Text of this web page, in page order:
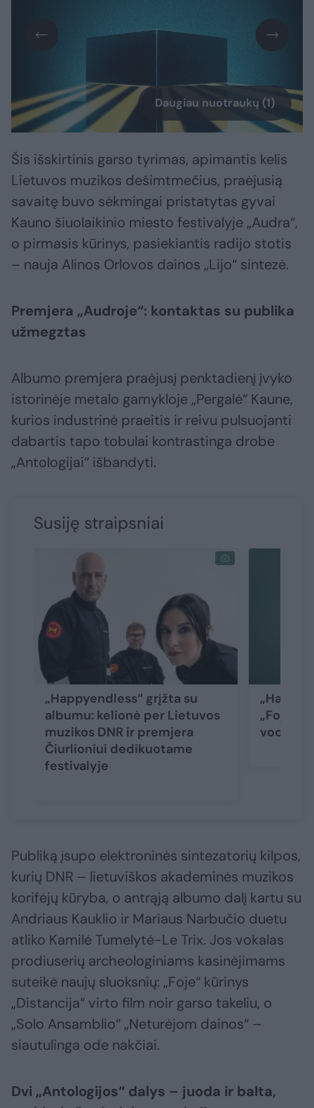
Daugiau nuotraukų (1)
Šis išskirtinis garso tyrimas, apimantis kelis
Lietuvos muzikos dešimtmečius, praėjusią
savaitę buvo sėkmingai pristatytas gyvai
Kauno šiuolaikinio miesto festivalyje „Audra“,
o pirmasis kūrinys, pasiekiantis radijo stotis
– nauja Alinos Orlovos dainos „Lijo“ sintezė.
Premjera „Audroje“: kontaktas su publika
užmegztas
Albumo premjera praėjusį penktadienį įvyko
istorinėje metalo gamykloje „Pergalė“ Kaune,
kurios industrinė praeitis ir reivu pulsuojanti
dabartis tapo tobulai kontrastinga drobe
„Antologijai“ išbandyti.
Susiję straipsniai
„Happyendless“ grįžta su
albumu: kelionė per Lietuvos
muzikos DNR ir premjera
Čiurlioniui dedikuotame
festivalyje
„Foje“:
voodoo
Publiką įsupo elektroninės sintezatorių kilpos,
kurių DNR – lietuviškos akademinės muzikos
korifėjų kūryba, o antrąją albumo dalį kartu su
Andriaus Kauklio ir Mariaus Narbučio duetu
atliko Kamilė Tumelytė-Le Trix. Jos vokalas
prodiuserių archeologiniams kasinėjimams
suteikė naujų sluoksnių: „Foje“ kūrinys
„Distancija“ virto film noir garso takeliu, o
„Solo Ansamblio“ „Neturėjom dainos“ –
siautulinga ode nakčiai.
Dvi „Antologijos“ dalys – juoda ir balta,